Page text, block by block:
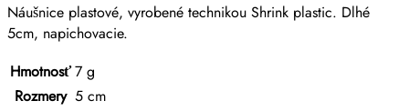
Náušnice plastové, vyrobené technikou Shrink plastic. Dlhé
5cm, napichovacie.
Hmotnosť7 g
Rozmery 5 cm